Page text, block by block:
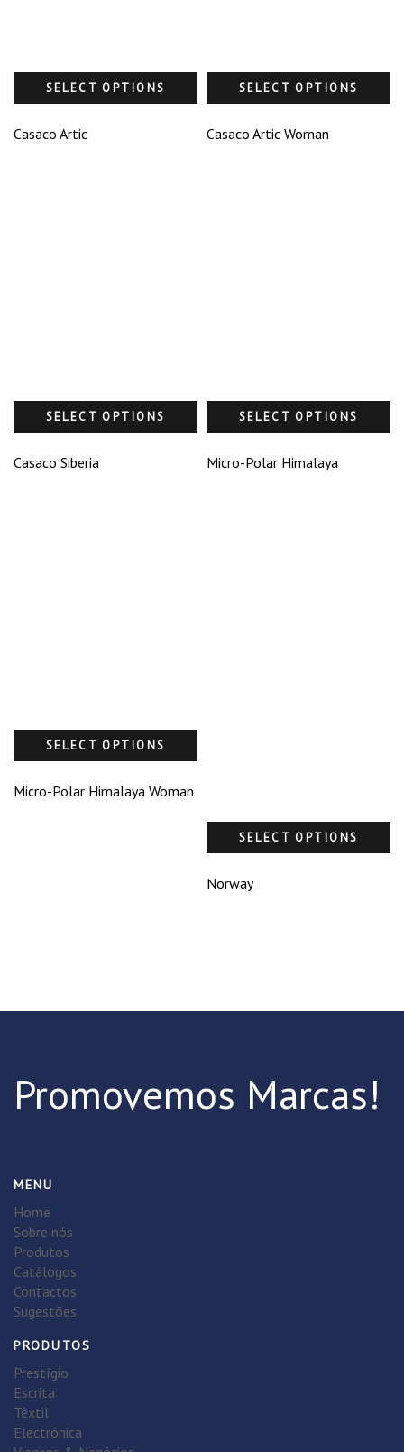
SELECT OPTIONS
Casaco Artic
SELECT OPTIONS
Casaco Artic Woman
SELECT OPTIONS
Casaco Siberia
SELECT OPTIONS
Micro-Polar Himalaya
SELECT OPTIONS
Micro-Polar Himalaya Woman
SELECT OPTIONS
Norway
Promovemos Marcas!
MENU
Home
Sobre nós
Produtos
Catálogos
Contactos
Sugestões
PRODUTOS
Prestígio
Escrita
Têxtil
Electrónica